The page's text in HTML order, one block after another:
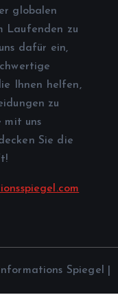
globalen
Laufenden zu
dafür ein,
Ihnen helfen,
zu
mit uns
Sie die
Spiegel |